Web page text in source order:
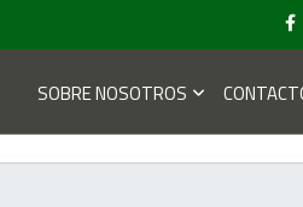
SOBRE NOSOTROS